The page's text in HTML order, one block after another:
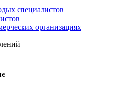
специалистов
организациях